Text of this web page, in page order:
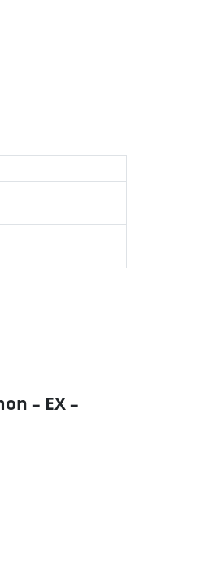
– EX –